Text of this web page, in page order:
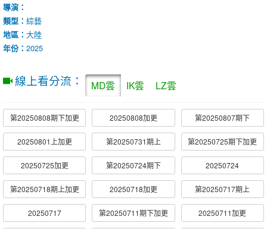
導演：
類型： 綜藝
地區： 大陸
年份： 2025
線上看分流： MD雲 IK雲 LZ雲
第20250808期下加更 20250808加更 第20250807期下
20250801上加更 第20250731期上 第20250725期下加更
20250725加更 第20250724期下 20250724
第20250718期上加更 20250718加更 第20250717期上
20250717 第20250711期下加更 20250711加更